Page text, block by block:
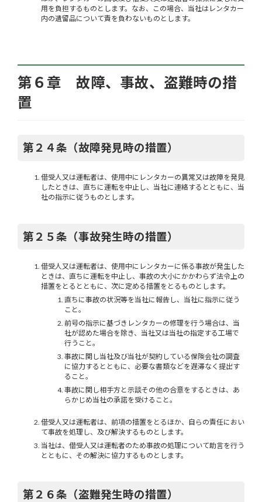
用を負担するものとします。なお、この場合、当社はレンタカー
内の遺留品について責を負わないものとします。
第６章 故障、事故、盗難時の措
置
第２４条（故障発見時の措置）
借受人又は運転者は、使用中にレンタカーの異常又は故障を発見
したときは、直ちに運転を中止し、当社に連絡するとともに、当
社の指示に従うものとします。
第２５条（事故発生時の措置）
借受人又は運転者は、使用中にレンタカーに係る事故が発生した
ときは、直ちに運転を中止し、事故の大小にかかわらず法令上の
措置をとるとともに、次に定める措置をとるものとします。
直ちに事故の状況等を当社に報告し、当社に指示に従う
こと。
前号の指示に基づきレンタカーの修理を行う場合は、当
社が認めた場合を除き、当社又は当社の指定する工場で
行うこと。
事故に関し当社及び当社が契約している保険会社の調査
に協力するとともに、必要な書類などを遅滞なく提出す
ること。
事故に関し相手方と示談その他の合意をするときは、あ
らかじめ当社の承諾を受けること。
借受人又は運転者は、前項の措置をとるほか、自らの責任におい
て事故を処理し、及び解決するものとします。
当社は、借受人又は運転者のため事故の処理について助言を行う
とともに、その解決に協力するものとします。
第２６条（盗難発生時の措置）